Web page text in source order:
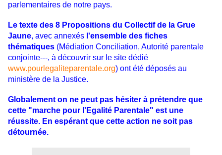
parlementaires de notre pays.
Le texte des 8 Propositions du Collectif de la Grue
Jaune, avec annexés l'ensemble des fiches
thématiques (Médiation Conciliation, Autorité parentale
conjointe---, à découvrir sur le site dédié
www.pourlegaliteparentale.org) ont été déposés au
ministère de la Justice.
Globalement on ne peut pas hésiter à prétendre que
cette "marche pour l'Egalité Parentale" est une
réussite. En espérant que cette action ne soit pas
détournée.